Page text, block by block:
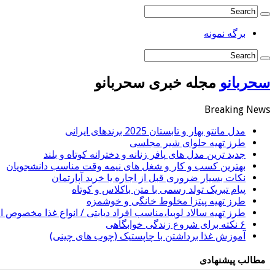
برگه نمونه
سحربانو مجله خبری سحربانو
Breaking News
مدل مانتو بهار و تابستان 2025 برندهای ایرانی
طرز تهیه حلوای شیر مجلسی
جدید ترین مدل های پافر زنانه و دخترانه کوتاه و بلند
بهترین کسب و کار و شغل های نیمه وقت مناسب دانشجویان
نکات بسیار ضروری قبل از اجاره یا خرید آپارتمان
پیام تبریک تولد رسمی با متن باکلاس و کوتاه
طرز تهیه پیتزا مخلوط خانگی و خوشمزه
طرز تهیه سالاد لوبیا،مناسب افراد دیابتی / انواع غذا مخصوص
۶ نکته برای شروع زندگی خوابگاهی
آموزش غذا برداشتن با چاپستیک (چوب های چینی)
مطالب پیشنهادی